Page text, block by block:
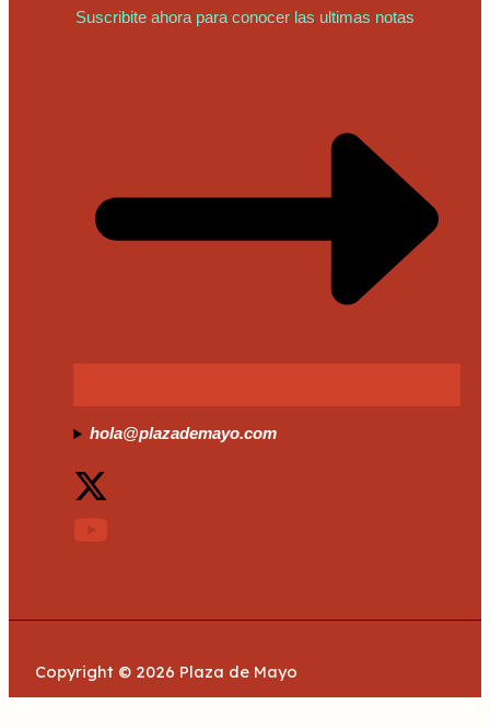
Suscribite ahora para conocer las ultimas notas
hola@plazademayo.com
Copyright © 2026 Plaza de Mayo